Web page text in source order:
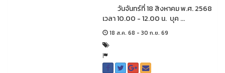
วันจันทร์ที่ 18 สิงหาคม พ.ศ. 2568
เวลา 10.00 - 12.00 น. บุค ...
18 ส.ค. 68 - 30 ก.ย. 69